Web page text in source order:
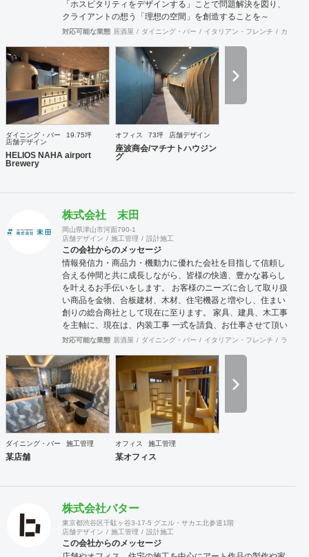
「ホスピタリティをデザインする」ことで問題解決を図り、
クライアントの想う「理想の空間」を創造することを～
Mission～としています。 「ホスピタリティ」は、クライア
行動指針～ 「おもてなしの心」、「思いやりの心」、ちょっ
としたことでも相手の氣持ちを先に考える、何事においても
常に機知を生み出せるよう考え行動する、それが「作業人」
を超えた「仕事人」となり「ホスピタリティをデザインす
る」ことに繋がると考えます。 想いが形になるまで、わくわ
くするような「期待感」、理想の空間が形になって「喜び」
を ～cred～ 理念とし、視覚、思考、心理にプラスに作用す
る空間をデザインコンセプト計画、設計から施工期間におけ
る設計監理、工事完了後のアフターサービス～までサポート
対応可能な業態 居酒屋 ダイニング・バー イタリアン・フレンチ カフェ
ダイニング・バー
19.75坪
店舗デザイン
HELIOS NAHA airport
Brewery
オフィス 73坪 店舗デザイン
座波商会/マチナトハウジン
グ
株式会社 末田
岡山県津山市河面790-1
店舗デザイン
施工管理 設計施工
この会社からのメッセージ
情報発信力・商品力・機動力に優れた会社を目指して信頼し
合える仲間と共に成長しながら、皆様の快適、豊かな暮らし
を叶えるお手伝いをします。 お客様のニーズに合して取り扱
い商品を金物、合板建材、木材、住宅機器と増やし、住まい
創りの総合商社として現在に至ります。 家具、建具、木工事
を主軸に、現在は、内装工事 一式を請負、お仕事させて頂い
ております。 お客様に接するときも、実直に仕事と向き合う
の原点を基盤に、人に優しい住空間の創出の実現に向け、積
極的行動、目標と達成、社内外の信頼できる仲間とお互いを
高めながら、業界全体の底上げ、活性化に努め成長していき
たいと思います。
対応可能な業態 居酒屋 ダイニング・バー イタリアン・フレンチ ラーメ
ダイニング・バー 施工管理
某店舗
オフィス 施工管理
某オフィス
株式会社バター
東京都渋谷区千駄ヶ谷3-17-5 グエル・サカエ北参道1階
店舗デザイン
施工管理 設計施工
この会社からのメッセージ